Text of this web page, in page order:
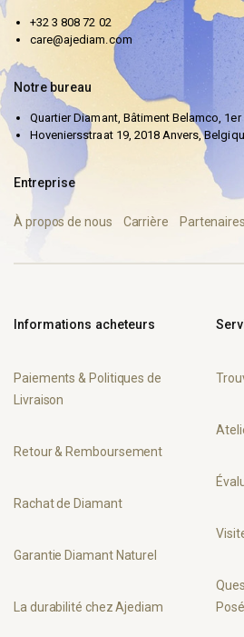
+32 3 808 72 02
care@ajediam.com
Notre bureau
Quartier Diamant, Bâtiment Belamco,
Hoveniersstraat 19, 2018 Anvers,
Entreprise
À propos de nous Carrière Partenaires
Informations acheteurs
Paiements & Politiques de
Livraison
Retour & Remboursement
Rachat de Diamant
Garantie Diamant Naturel
La durabilité chez Ajediam